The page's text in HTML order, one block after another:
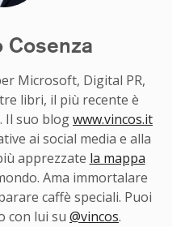
Cosenza
Microsoft, Digital PR,
libri, il più recente è
. Il suo blogwww.vincos.it
ai social media e alla
apprezzate la mappa
Ama immortalare
caffè speciali. Puoi
con lui su @vincos.